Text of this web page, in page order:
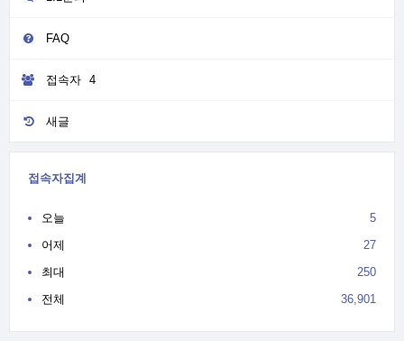
FAQ
접속자 4
새글
접속자집계
오늘
5
어제
27
최대
250
전체
36,901